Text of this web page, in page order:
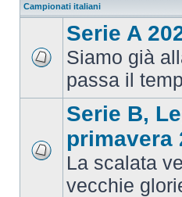
Campionati italiani
Serie A
Siamo già
passa il
Serie B,
primavera
La scalata
vecchie